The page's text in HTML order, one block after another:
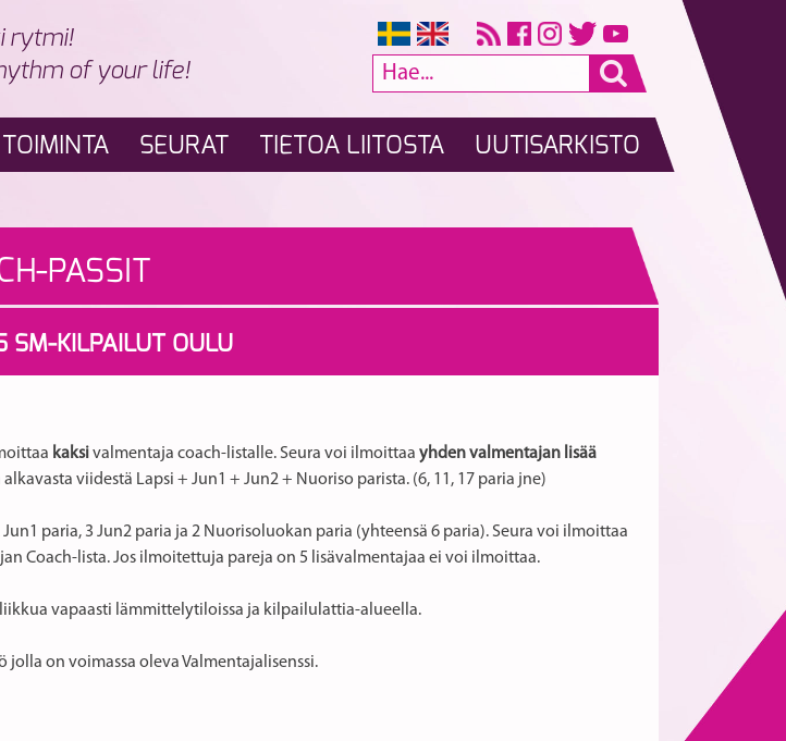
rytmi!
of your life!
TOIMINTA SEURAT TIETOA LIITOSTA UUTISARKISTO
PASSIT
SM-KILPAILUT OULU
kaksivalmentaja coach-listalle. Seura voi ilmoittaayhden valmentajan lisää
viidestä Lapsi + Jun1 + Jun2 + Nuoriso parista. (6, 11, 17 paria jne)
paria, 3 Jun2 paria ja 2 Nuorisoluokan paria (yhteensä 6 paria). Seura voi ilmoittaa
Coach-lista. Jos ilmoitettuja pareja on 5 lisävalmentajaa ei voi ilmoittaa.
vapaasti lämmittelytiloissa ja kilpailulattia-alueella.
jolla on voimassa oleva Valmentajalisenssi.